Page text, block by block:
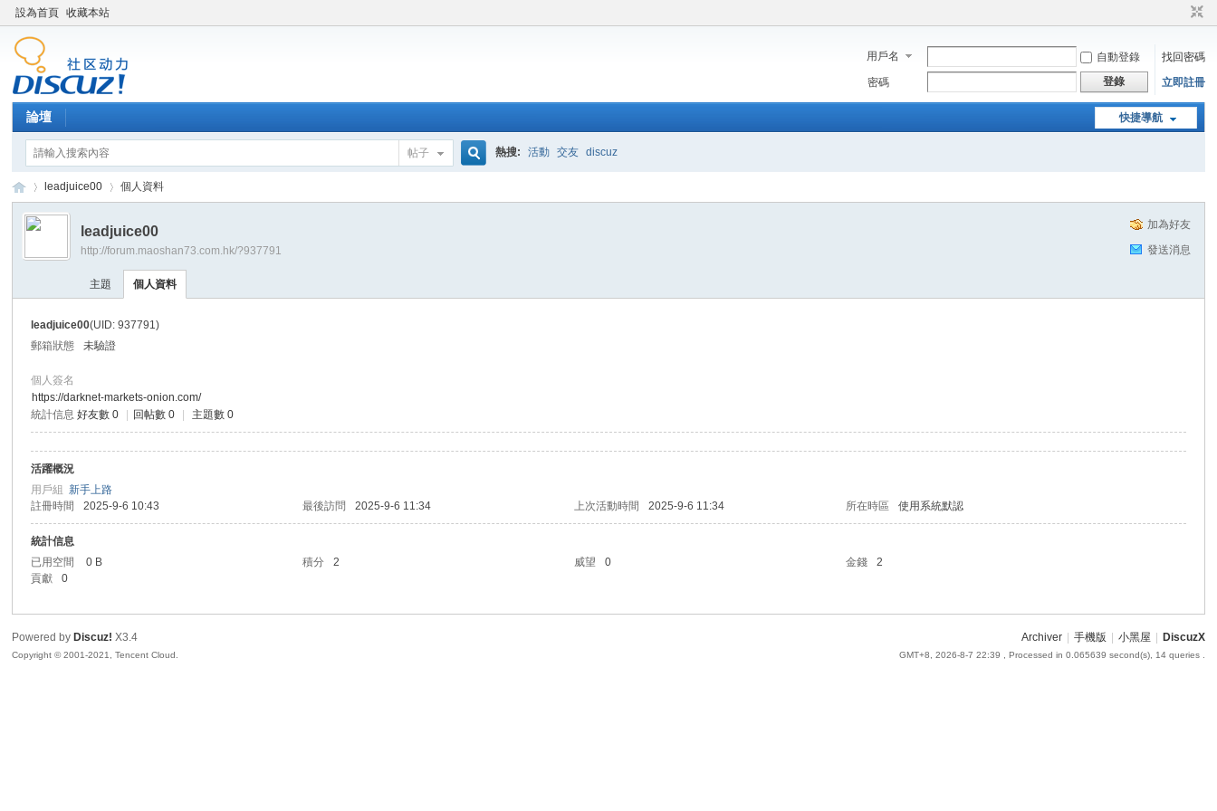
設為首頁 收藏本站
用戶名 自動登錄
找回密碼
密碼
登錄 立即註冊
快捷導航
論壇
帖子 熱搜: 活動 交友 discuz
›
leadjuice00 個人資料
加為好友
發送消息
leadjuice00
http://forum.maoshan73.com.hk/?937791
主題 個人資料
leadjuice00(UID: 937791)
郵箱狀態
未驗證
個人簽名
https://darknet-markets-onion.com/
統計信息 好友數 0 回帖數 0 主題數 0
活躍概況
用戶組新手上路
註冊時間
2025-9-6 10:43 最後訪問 2025-9-6 11:34 上次活動時間 2025-9-6 11:34 所在時區 使用系統默認
統計信息
已用空間
0 B 積分 2 威望 0 金錢
2
貢獻
0
Archiver 手機版 小黑屋 DiscuzX
GMT+8, 2026-8-7 22:39 , Processed in 0.065639 second(s), 14 queries .
Powered by Discuz! X3.4
Copyright © 2001-2021, Tencent Cloud.